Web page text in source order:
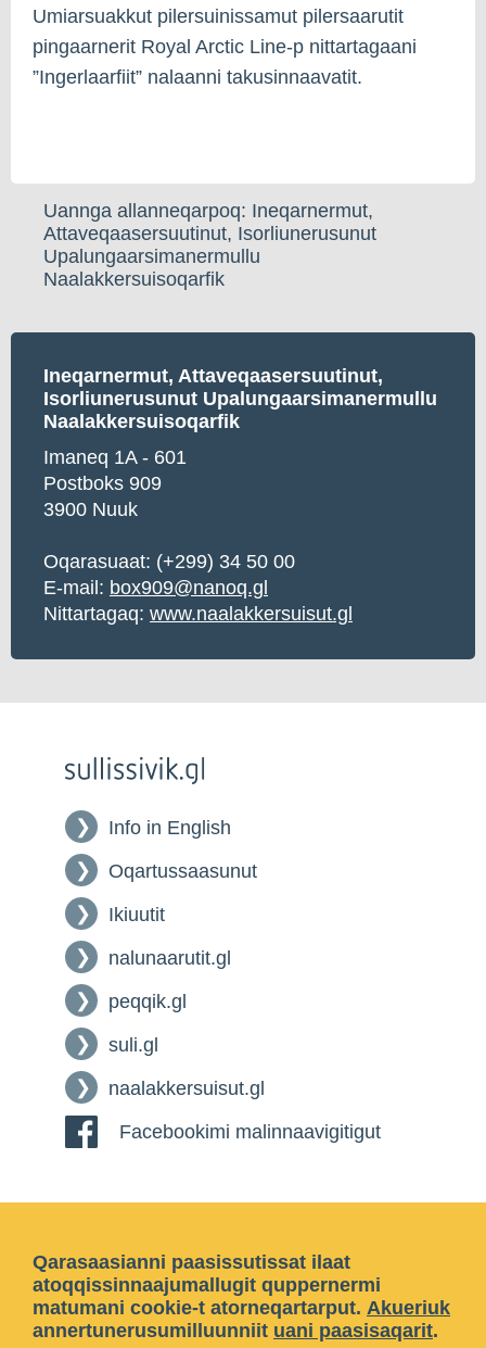
Umiarsuakkut pilersuinissamut pilersaarutit
pingaarnerit Royal Arctic Line-p nittartagaani
”Ingerlaarfiit” nalaanni takusinnaavatit.
Uannga allanneqarpoq: Ineqarnermut,
Attaveqaasersuutinut, Isorliunerusunut
Upalungaarsimanermullu
Naalakkersuisoqarfik
Ineqarnermut, Attaveqaasersuutinut,
Isorliunerusunut Upalungaarsimanermullu
Naalakkersuisoqarfik
Imaneq 1A - 601
Postboks 909
3900 Nuuk
Oqarasuaat: (+299) 34 50 00
E-mail: box909@nanoq.gl
Nittartagaq: www.naalakkersuisut.gl
Info in English
Oqartussaasunut
Ikiuutit
nalunaarutit.gl
peqqik.gl
suli.gl
naalakkersuisut.gl
Facebookimi malinnaavigitigut
Qarasaasianni paasissutissat ilaat
atoqqissinnaajumallugit quppernermi
matumani cookie-t atorneqartarput. Akueriuk
annertunerusumilluunniit uani paasisaqarit.